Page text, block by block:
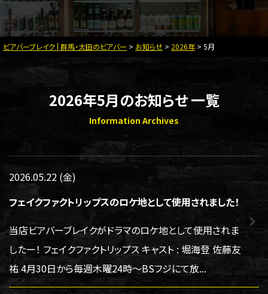
パーティープラン
店舗案内
スタッフプロフィール
お知らせ
採用情報
ビアバーブレイク | 群馬・太田のビアバー > お知らせ > 2026年> 5月
2026年5月のお知らせ 一覧
Information Archives
2026.05.22 (金)
フェイクファクトリップスのロケ地として使用されました！
当店ビアバーブレイクがドラマのロケ地として使用されま
したー！ フェイクファクトリップス キャスト : 堀海登 佐藤友
祐 4月30日から毎週木曜24時〜BSフジにて放...